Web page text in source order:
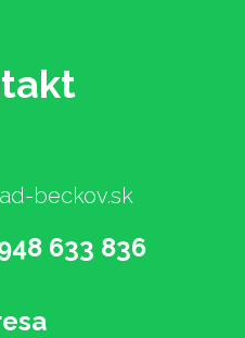
beckov.sk
633 836